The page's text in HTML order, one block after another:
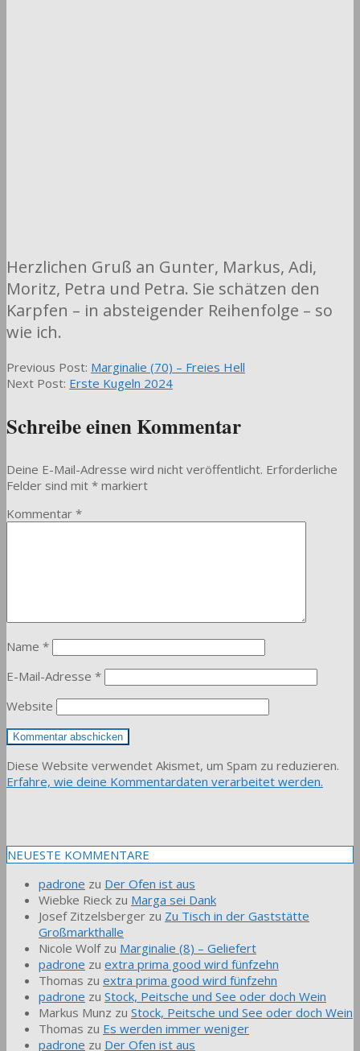
Herzlichen Gruß an Gunter, Markus, Adi,
Moritz, Petra und Petra. Sie schätzen den
Karpfen – in absteigender Reihenfolge – so
wie ich.
2024-
03-
Previous Post: Marginalie (70) – Freies Hell
Next Post: Erste Kugeln 2024
Schreibe einen Kommentar
Deine E-Mail-Adresse wird nicht veröffentlicht. Erforderliche
Felder sind mit * markiert
Kommentar *
Name *
E-Mail-Adresse *
Website
Diese Website verwendet Akismet, um Spam zu reduzieren.
Erfahre, wie deine Kommentardaten verarbeitet werden.
NEUESTE KOMMENTARE
padrone zu Der Ofen ist aus
Wiebke Rieck zu Marga sei Dank
Josef Zitzelsberger zu Zu Tisch in der Gaststätte
Großmarkthalle
Nicole Wolfzu Marginalie (8) – Geliefert
padrone zu extra prima good wird fünfzehn
Thomas zu extra prima good wird fünfzehn
padrone zu Stock, Peitsche und See oder doch Wein
Markus Munz zu Stock, Peitsche und See oder doch Wein
Thomas zu Es werden immer weniger
padrone zu Der Ofen ist aus